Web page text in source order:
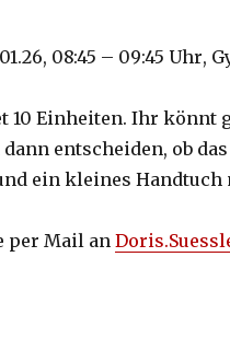
08:45 – 09:45 Uhr,
10 Einheiten. Ihr könnt
entscheiden, ob
ein kleines Handtuch
per Mail an